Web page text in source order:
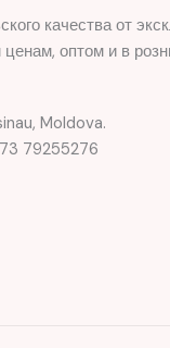
качества от
оптом и в
Moldova.
79255276